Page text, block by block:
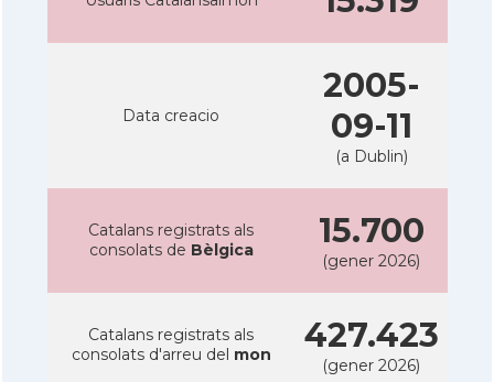
Data creacio
2005-
09-11
(a Dublin)
Catalans registrats als
consolats de Bèlgica 15.700
(gener 2026)
Catalans registrats als
consolats d'arreu del mon 427.423
(gener 2026)